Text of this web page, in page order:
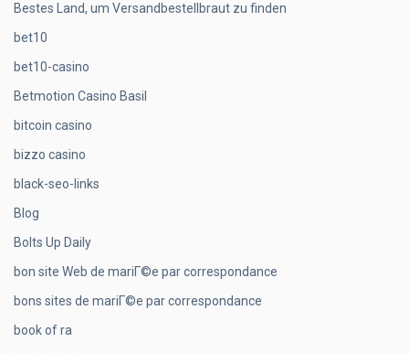
Bestes Land, um Versandbestellbraut zu finden
bet10
bet10-casino
Betmotion Casino Basil
bitcoin casino
bizzo casino
black-seo-links
Blog
Bolts Up Daily
bon site Web de mariГ©e par correspondance
bons sites de mariГ©e par correspondance
book of ra